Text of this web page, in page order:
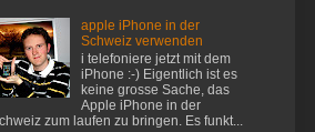
apple iPhone in der
Schweiz verwenden
i telefoniere jetzt mit dem
iPhone :-) Eigentlich ist es
keine grosse Sache, das
Apple iPhone in der
zum laufen zu bringen. Es funkt...